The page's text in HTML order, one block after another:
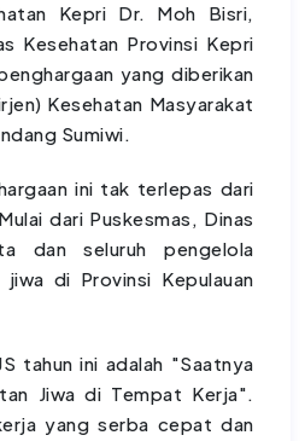
Kepri Dr. Moh Bisri,
Kesehatan Provinsi Kepri
yang diberikan
Kesehatan Masyarakat
Sumiwi.
ini tak terlepas dari
dari Puskesmas, Dinas
dan seluruh pengelola
di Provinsi Kepulauan
tahun ini adalah "Saatnya
Jiwa di Tempat Kerja".
yang serba cepat dan